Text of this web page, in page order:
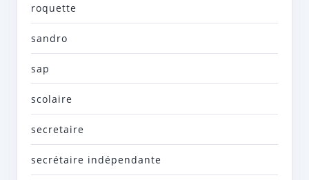
roquette
sandro
sap
scolaire
secretaire
secrétaire indépendante